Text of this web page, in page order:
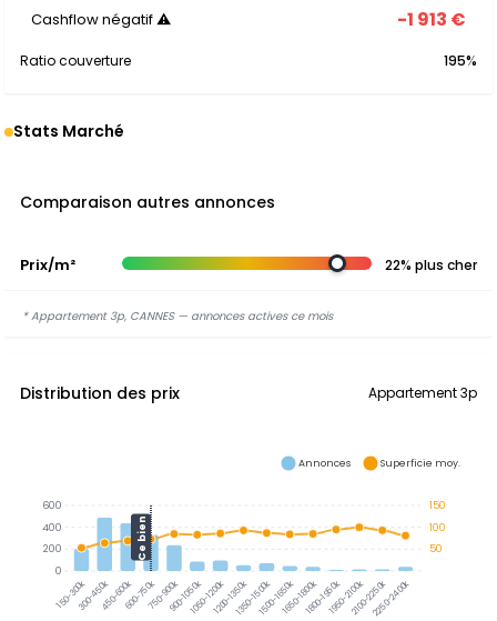
Cashflow négatif ⚠ -1 913 €
Ratio couverture 195%
Stats Marché
Comparaison autres annonces
Prix/m² 22% plus cher
* Appartement 3p, CANNES — annonces actives ce mois
Distribution des prix Appartement 3p
150-300k300-450k450-600k600-750k750-900k900-1050k1050-1200k1200-1350k1350-1500k1500-1650k1650-1800k1800-1950k1950-2100k2100-2250k2250-2400k
Ce bien
150
100
50
600
400
200
0
Annonces Superficie moy.